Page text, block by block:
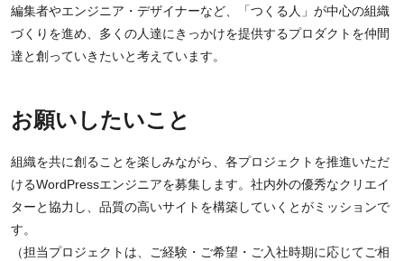
編集者やエンジニア・デザイナーなど、「つくる人」が中心の組織
づくりを進め、多くの人達にきっかけを提供するプロダクトを仲間
達と創っていきたいと考えています。
お願いしたいこと
組織を共に創ることを楽しみながら、各プロジェクトを推進いただ
けるWordPressエンジニアを募集します。社内外の優秀なクリエイ
ターと協力し、品質の高いサイトを構築していくとがミッションで
す。
（担当プロジェクトは、ご経験・ご希望・ご入社時期に応じてご相